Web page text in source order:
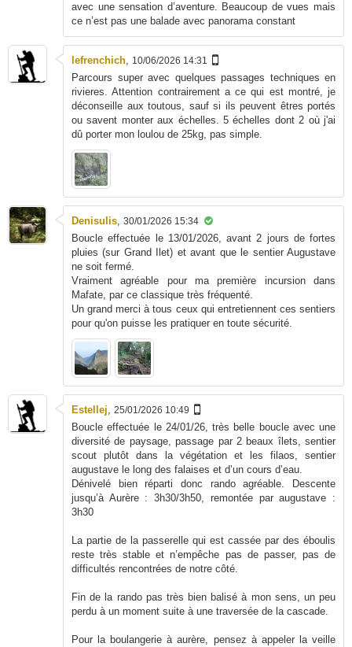
avec une sensation d’aventure. Beaucoup de vues mais
ce n’est pas une balade avec panorama constant
lefrenchich, 10/06/2026 14:31
Parcours super avec quelques passages techniques en
rivieres. Attention contrairement a ce qui est montré, je
déconseille aux toutous, sauf si ils peuvent êtres portés
ou savent monter aux échelles. 5 échelles dont 2 où j'ai
dû porter mon loulou de 25kg, pas simple.
Denisulis, 30/01/2026 15:34
Boucle effectuée le 13/01/2026, avant 2 jours de fortes
pluies (sur Grand Ilet) et avant que le sentier Augustave
ne soit fermé.
Vraiment agréable pour ma première incursion dans
Mafate, par ce classique très fréquenté.
Un grand merci à tous ceux qui entretiennent ces sentiers
pour qu'on puisse les pratiquer en toute sécurité.
Estellej, 25/01/2026 10:49
Boucle effectuée le 24/01/26, très belle boucle avec une
diversité de paysage, passage par 2 beaux îlets, sentier
scout plutôt dans la végétation et les filaos, sentier
augustave le long des falaises et d’un cours d’eau.
Dénivelé bien réparti donc rando agréable. Descente
jusqu’à Aurère : 3h30/3h50, remontée par augustave :
3h30
La partie de la passerelle qui est cassée par des éboulis
reste très stable et n’empêche pas de passer, pas de
difficultés rencontrées de notre côté.
Fin de la rando pas très bien balisé à mon sens, un peu
perdu à un moment suite à une traversée de la cascade.
Pour la boulangerie à aurère, pensez à appeler la veille